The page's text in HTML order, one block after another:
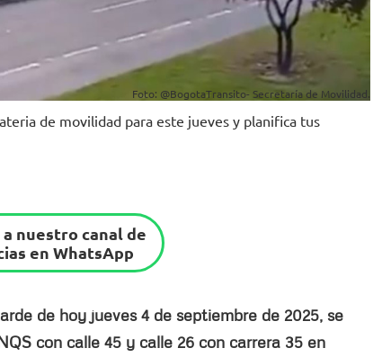
Foto: @BogotaTransito- Secretaría de Movilidad.
de movilidad para este jueves y planifica tus
nuestro canal de
en WhatsApp
de hoy jueves 4 de septiembre de 2025, se
con calle 45 y calle 26 con carrera 35 en